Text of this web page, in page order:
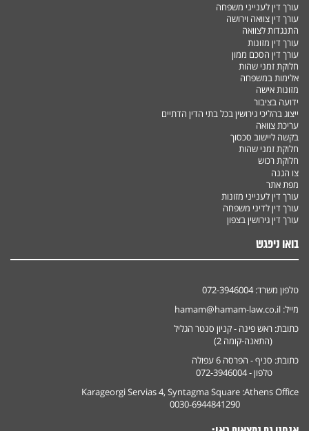
עורך דין לענייני משפחה
עורך דין צוואה וירושה
התנגדות לצוואה
עורך דין מזונות
עורך דין הסכם ממון
חלוקת זמני שהות
אלימות במשפחה
מזונות אישה
ידועה בציבור
ייצוג בהליכי גירושין בכל בתי הדין הדתיים
עריכת צוואה
בקשה ליישוב סכסוך
חלוקת זמני שהות
חלוקת רכוש
צו הגנה
מפת אתר
עורך דין לענייני מזונות
עורך דין לדיני משפחה
עורך דין גירושין בצפון
בואו ניפגש
טלפון משרד: 072-3946004
מייל: hamam@hamam-law.co.il
כתובת: ראש פינה - קניון סנטר הגליל
(התאנה-קומה 2)
כתובת: סניף - הפרסה 6 עפולה
טלפון - 072-3946004
Athens Office:
Karageorgi Servias 4, Syntagma Square
0030-6944841290